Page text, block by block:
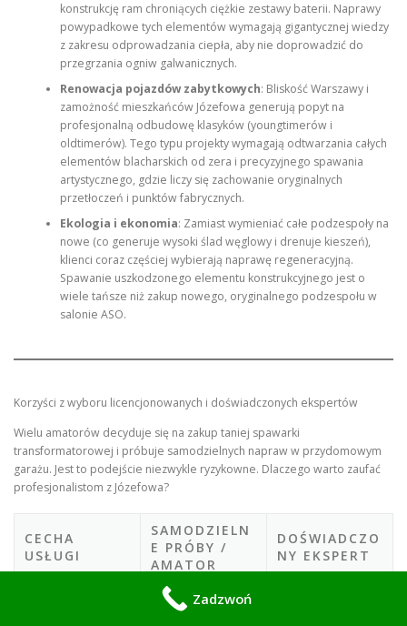
konstrukcję ram chroniących ciężkie zestawy baterii. Naprawy
powypadkowe tych elementów wymagają gigantycznej wiedzy
z zakresu odprowadzania ciepła, aby nie doprowadzić do
przegrzania ogniw galwanicznych.
Renowacja pojazdów zabytkowych: Bliskość Warszawy i
zamożność mieszkańców Józefowa generują popyt na
profesjonalną odbudowę klasyków (youngtimerów i
oldtimerów). Tego typu projekty wymagają odtwarzania całych
elementów blacharskich od zera i precyzyjnego spawania
artystycznego, gdzie liczy się zachowanie oryginalnych
przetłoczeń i punktów fabrycznych.
Ekologia i ekonomia: Zamiast wymieniać całe podzespoły na
nowe (co generuje wysoki ślad węglowy i drenuje kieszeń),
klienci coraz częściej wybierają naprawę regeneracyjną.
Spawanie uszkodzonego elementu konstrukcyjnego jest o
wiele tańsze niż zakup nowego, oryginalnego podzespołu w
salonie ASO.
Korzyści z wyboru licencjonowanych i doświadczonych ekspertów
Wielu amatorów decyduje się na zakup taniej spawarki
transformatorowej i próbuje samodzielnych napraw w przydomowym
garażu. Jest to podejście niezwykle ryzykowne. Dlaczego warto zaufać
profesjonalistom z Józefowa?
CECHA
USŁUGI
SAMODZIELN
E PRÓBY /
AMATOR
DOŚWIADCZO
NY EKSPERT
Niska, ryzyko
pęknięć, obecność
Zadzwoń